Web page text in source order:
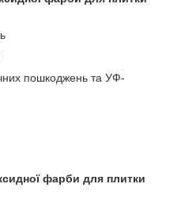
пошкоджень та УФ-
фарби для плитки